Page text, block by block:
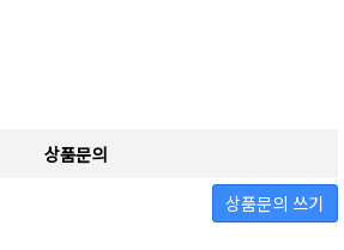
상품문의
상품문의 쓰기